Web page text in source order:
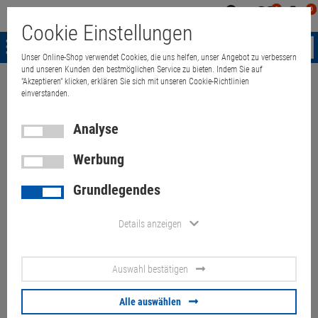
0 0
Menü
Weiter einkaufen
HP LaserJet 2430dtn unter
20.000 Seiten J7949E
(Gehäusekratzer)
120,00 €
Cookie Einstellungen
Unser Online-Shop verwendet Cookies, die uns helfen, unser Angebot zu verbessern
und unseren Kunden den bestmöglichen Service zu bieten. Indem Sie auf
"Akzeptieren" klicken, erklären Sie sich mit unseren Cookie-Richtlinien
einverstanden.
Analyse
Werbung
Grundlegendes
Details anzeigen
Auswahl bestätigen
Alle auswählen